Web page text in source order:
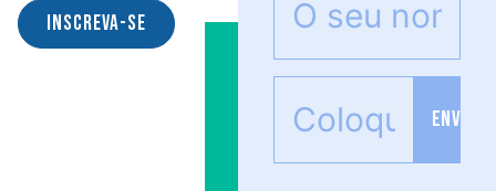
INSCREVA-SE